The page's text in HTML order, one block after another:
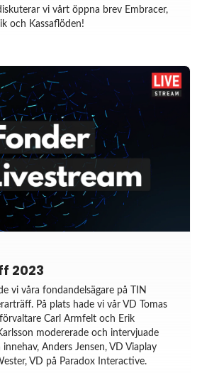
vi vårt öppna brev Embracer,
och Kassaflöden!
2023
vi våra fondandelsägare på TIN
På plats hade vi vår VD Tomas
Carl Armfelt och Erik
modererade och intervjuade
Anders Jensen, VD Viaplay
VD på Paradox Interactive.